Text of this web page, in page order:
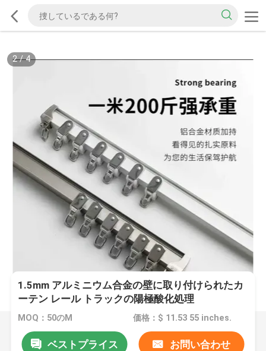
2/4
1.5mm アルミニウム合金の壁に取り付けられたカ
ーテン レール トラックの陽極酸化処理
MOQ：50のM 価格：$ 11.53 55 inches.
ベストプライス お問い合わせ